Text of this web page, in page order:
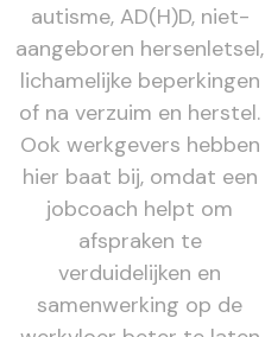
autisme, AD(H)D, niet-
aangeboren hersenletsel,
lichamelijke beperkingen
of na verzuim en herstel.
Ook werkgevers hebben
hier baat bij, omdat een
jobcoach helpt om
afspraken te
verduidelijken en
samenwerking op de